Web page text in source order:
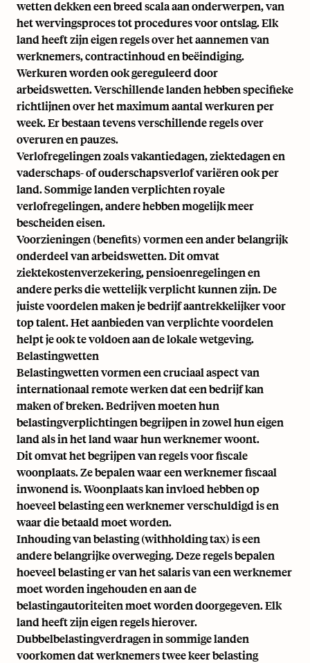
wetten dekken een breed scala aan onderwerpen, van
het wervingsproces tot procedures voor ontslag. Elk
land heeft zijn eigen regels over het aannemen van
werknemers, contractinhoud en beëindiging.
Werkuren worden ook gereguleerd door
arbeidswetten. Verschillende landen hebben specifieke
richtlijnen over het maximum aantal werkuren per
week. Er bestaan tevens verschillende regels over
overuren en pauzes.
Verlofregelingen zoals vakantiedagen, ziektedagen en
vaderschaps- of ouderschapsverlof variëren ook per
land. Sommige landen verplichten royale
verlofregelingen, andere hebben mogelijk meer
bescheiden eisen.
Voorzieningen (benefits) vormen een ander belangrijk
onderdeel van arbeidswetten. Dit omvat
ziektekostenverzekering, pensioenregelingen en
andere perks die wettelijk verplicht kunnen zijn. De
juiste voordelen maken je bedrijf aantrekkelijker voor
top talent. Het aanbieden van verplichte voordelen
helpt je ook te voldoen aan de lokale wetgeving.
Belastingwetten
Belastingwetten vormen een cruciaal aspect van
internationaal remote werken dat een bedrijf kan
maken of breken. Bedrijven moeten hun
belastingverplichtingen begrijpen in zowel hun eigen
land als in het land waar hun werknemer woont.
Dit omvat het begrijpen van regels voor fiscale
woonplaats. Ze bepalen waar een werknemer fiscaal
inwonend is. Woonplaats kan invloed hebben op
hoeveel belasting een werknemer verschuldigd is en
waar die betaald moet worden.
Inhouding van belasting (withholding tax) is een
andere belangrijke overweging. Deze regels bepalen
hoeveel belasting er van het salaris van een werknemer
moet worden ingehouden en aan de
belastingautoriteiten moet worden doorgegeven. Elk
land heeft zijn eigen regels hierover.
Dubbelbelastingverdragen in sommige landen
voorkomen dat werknemers twee keer belasting